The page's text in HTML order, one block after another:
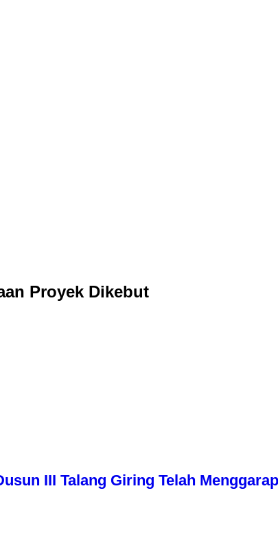
Proyek Dikebut
III Talang Giring Telah